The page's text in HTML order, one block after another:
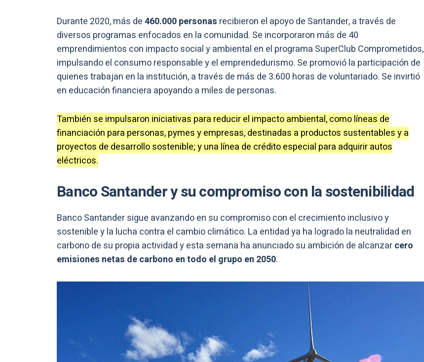
Durante 2020, más de460.000 personas recibieron el apoyo de Santander, a través de
diversos programas enfocados en la comunidad. Se incorporaron más de 40
emprendimientos con impacto social y ambiental en el programa SuperClub Comprometidos,
impulsando el consumo responsable y el emprendedurismo. Se promovió la participación de
quienes trabajan en la institución, a través de más de 3.600 horas de voluntariado. Se invirtió
en educación financiera apoyando a miles de personas.
También se impulsaron iniciativas para reducir el impacto ambiental, como líneas de
financiación para personas, pymes y empresas, destinadas a productos sustentables y a
proyectos de desarrollo sostenible; y una línea de crédito especial para adquirir autos
eléctricos.
Banco Santander y su compromiso con la sostenibilidad
Banco Santander sigue avanzando en su compromiso con el crecimiento inclusivo y
sostenible y la lucha contra el cambio climático. La entidad ya ha logrado la neutralidad en
carbono de su propia actividad y esta semana ha anunciado su ambición de alcanzarcero
emisiones netas de carbono en todo el grupo en 2050.